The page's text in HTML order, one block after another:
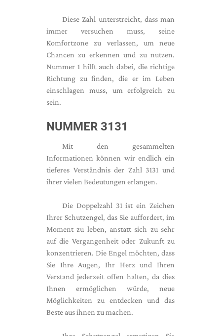
Diese Zahl unterstreicht, dass man
immer versuchen muss, seine
Komfortzone zu verlassen, um neue
Chancen zu erkennen und zu nutzen.
Nummer 1 hilft auch dabei, die richtige
Richtung zu finden, die er im Leben
einschlagen muss, um erfolgreich zu
sein.
NUMMER 3131
Mit den gesammelten
Informationen können wir endlich ein
tieferes Verständnis der Zahl 3131 und
ihrer vielen Bedeutungen erlangen.
Die Doppelzahl 31 ist ein Zeichen
Ihrer Schutzengel, das Sie auffordert, im
Moment zu leben, anstatt sich zu sehr
auf die Vergangenheit oder Zukunft zu
konzentrieren. Die Engel möchten, dass
Sie Ihre Augen, Ihr Herz und Ihren
Verstand jederzeit offen halten, da dies
Ihnen ermöglichen würde, neue
Möglichkeiten zu entdecken und das
Beste aus ihnen zu machen.